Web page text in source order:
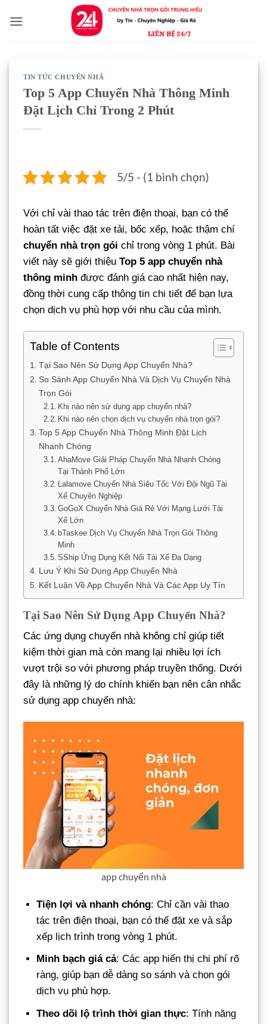
qua
TIN TỨC CHUYỂN NHÀ
Top 5 App Chuyển Nhà Thông Minh
Đặt Lịch Chỉ Trong 2 Phút
5/5 - (1 bình chọn)
Với chỉ vài thao tác trên điện thoại, bạn có thể
hoàn tất việc đặt xe tải, bốc xếp, hoặc thậm chí
chuyển nhà trọn gói chỉ trong vòng 1 phút. Bài
viết này sẽ giới thiệu Top 5 app chuyển nhà
thông minh được đánh giá cao nhất hiện nay,
đồng thời cung cấp thông tin chi tiết để bạn lựa
chọn dịch vụ phù hợp với nhu cầu của mình.
Table of Contents
Tại Sao Nên Sử Dụng App Chuyển Nhà?
So Sánh App Chuyển Nhà Và Dịch Vụ Chuyển Nhà
Trọn Gói
Khi nào nên sử dụng app chuyển nhà?
Khi nào nên chọn dịch vụ chuyển nhà trọn gói?
Top 5 App Chuyển Nhà Thông Minh Đặt Lịch
Nhanh Chóng
AhaMove Giải Pháp Chuyển Nhà Nhanh Chóng
Tại Thành Phố Lớn
Lalamove Chuyển Nhà Siêu Tốc Với Đội Ngũ Tài
Xế Chuyên Nghiệp
GoGoX Chuyển Nhà Giá Rẻ Với Mạng Lưới Tài
Xế Lớn
bTaskee Dịch Vụ Chuyển Nhà Trọn Gói Thông
Minh
SShip Ứng Dụng Kết Nối Tài Xế Đa Dạng
Lưu Ý Khi Sử Dụng App Chuyển Nhà
Kết Luận Về App Chuyển Nhà Và Các App Uy Tín
Tại Sao Nên Sử Dụng App Chuyển Nhà?
Các ứng dụng chuyển nhà không chỉ giúp tiết
kiệm thời gian mà còn mang lại nhiều lợi ích
vượt trội so với phương pháp truyền thống. Dưới
đây là những lý do chính khiến bạn nên cân nhắc
sử dụng app chuyển nhà:
app chuyển nhà
Tiện lợi và nhanh chóng: Chỉ cần vài thao
tác trên điện thoại, bạn có thể đặt xe và sắp
xếp lịch trình trong vòng 1 phút.
Minh bạch giá cả: Các app hiển thị chi phí rõ
ràng, giúp bạn dễ dàng so sánh và chọn gói
dịch vụ phù hợp.
Theo dõi lộ trình thời gian thực: Tính năng